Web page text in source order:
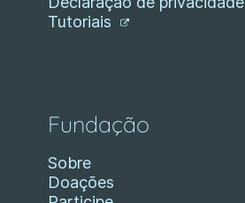
Tutoriais
Fundação
Sobre
Doações